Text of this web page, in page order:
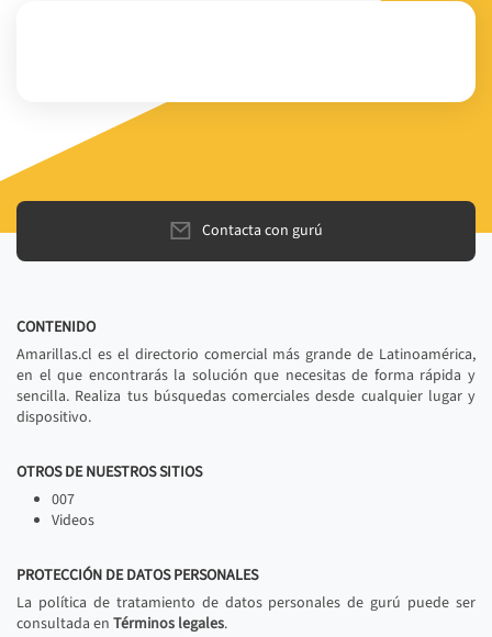
Contacta con gurú
CONTENIDO
Amarillas.cl es el directorio comercial más grande de Latinoamérica,
en el que encontrarás la solución que necesitas de forma rápida y
sencilla. Realiza tus búsquedas comerciales desde cualquier lugar y
dispositivo.
OTROS DE NUESTROS SITIOS
007
Videos
PROTECCIÓN DE DATOS PERSONALES
La política de tratamiento de datos personales de gurú puede ser
consultada en Términos legales.